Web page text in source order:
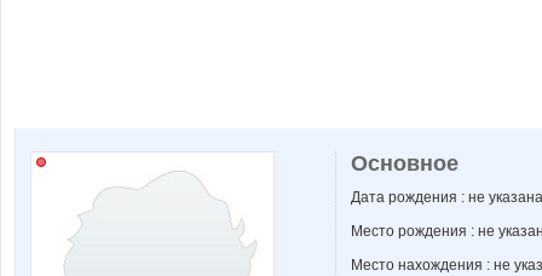
Основное
Дата рождения : не указана
Место рождения : не
Место нахождения : не